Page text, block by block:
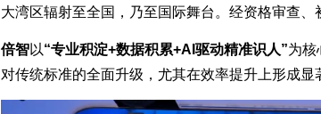
大湾区辐射至全国，乃至国际舞台。经资格审查
倍智以“专业积淀+数据积累+AI驱动精准识人”为核
对传统标准的全面升级，尤其在效率提升上形成